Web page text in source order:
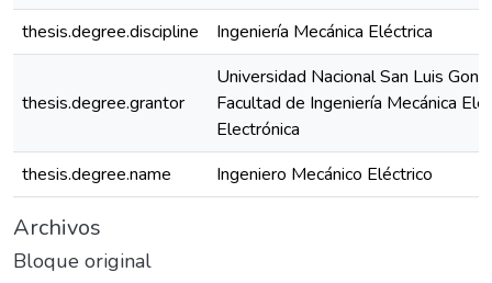
thesis.degree.discipline
Ingeniería Mecánica Eléctrica
thesis.degree.grantor
Universidad Nacional San Luis
Facultad de Ingeniería Mecánica
Electrónica
thesis.degree.name
Ingeniero Mecánico Eléctrico
Archivos
Bloque original